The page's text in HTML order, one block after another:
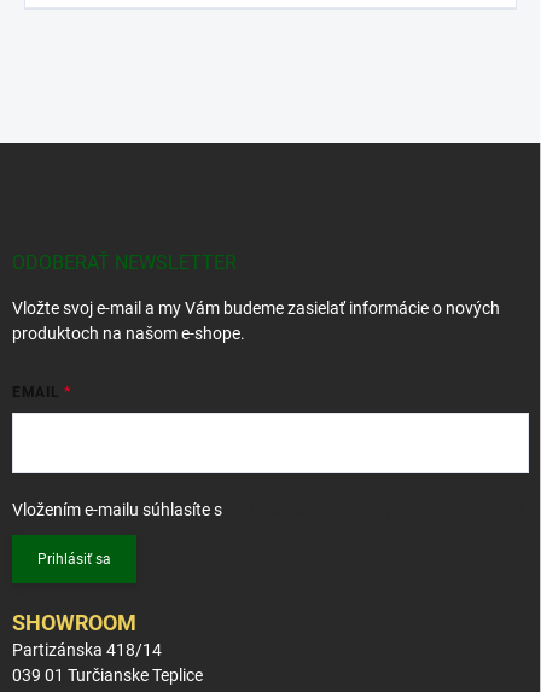
ODOBERAŤ NEWSLETTER
Vložte svoj e-mail a my Vám budeme zasielať informácie o nových
produktoch na našom e-shope.
EMAIL
Vložením e-mailu súhlasíte s
Prihlásiť sa
SHOWROOM
Partizánska 418/14
039 01 Turčianske Teplice